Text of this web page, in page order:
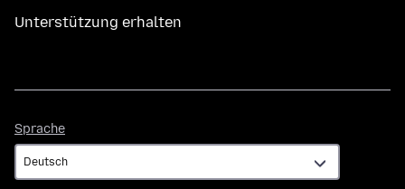
Unterstützung erhalten
Sprache